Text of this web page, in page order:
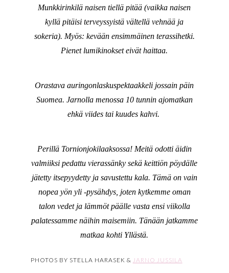
Munkkirinkilä naisen tiellä pitää (vaikka naisen
kyllä pitäisi terveyssyistä vältellä vehnää ja
sokeria). Myös: kevään ensimmäinen terassihetki.
Pienet lumikinokset eivät haittaa.
Orastava auringonlaskuspektaakkeli jossain päin
Suomea. Jarnolla menossa 10 tunnin ajomatkan
ehkä viides tai kuudes kahvi.
Perillä Tornionjokilaaksossa! Meitä odotti äidin
valmiiksi pedattu vierassänky sekä keittiön pöydälle
jätetty itsepyydetty ja savustettu kala. Tämä on vain
nopea yön yli -pysähdys, joten kytkemme oman
talon vedet ja lämmöt päälle vasta ensi viikolla
palatessamme näihin maisemiin. Tänään jatkamme
matkaa kohti Yllästä.
PHOTOS BY STELLA HARASEK & JARNO JUSSILA